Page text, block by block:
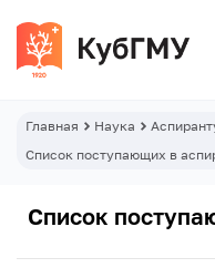
Главная Наука
Список поступающих в
Список